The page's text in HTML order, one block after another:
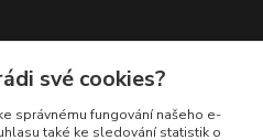
342
své cookies?
správnému fungování našeho e-
také ke sledování statistik o